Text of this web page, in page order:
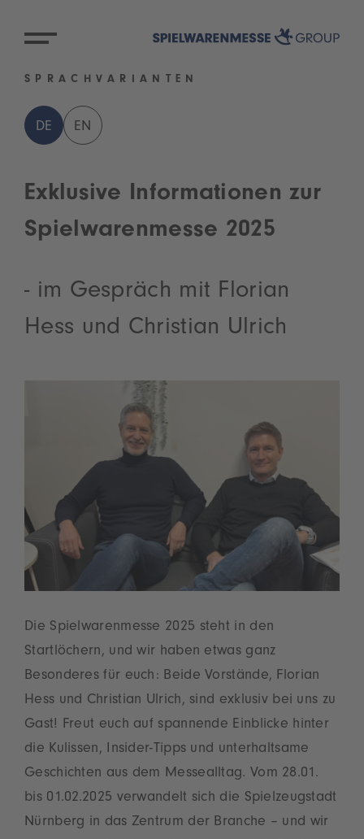
SPRACHVARIANTEN
DE EN
Exklusive Informationen zur
Spielwarenmesse 2025
- im Gespräch mit Florian
Hess und Christian Ulrich
Die Spielwarenmesse 2025 steht in den
Startlöchern, und wir haben etwas ganz
Besonderes für euch: Beide Vorstände, Florian
Hess und Christian Ulrich, sind exklusiv bei uns zu
Gast! Freut euch auf spannende Einblicke hinter
die Kulissen, Insider-Tipps und unterhaltsame
Geschichten aus dem Messealltag. Vom 28.01.
bis 01.02.2025 verwandelt sich die Spielzeugstadt
Nürnberg in das Zentrum der Branche – und wir